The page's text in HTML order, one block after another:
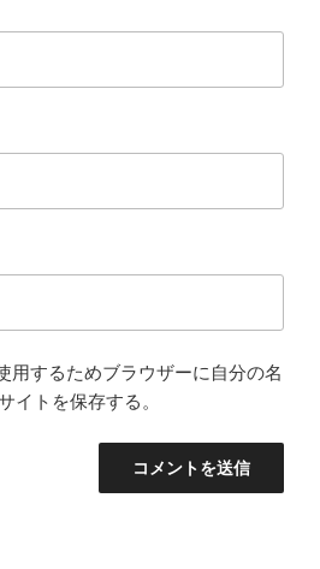
用するためブラウザーに自分の名
イトを保存する。